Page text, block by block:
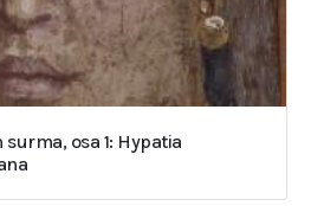
osa 1: Hypatia